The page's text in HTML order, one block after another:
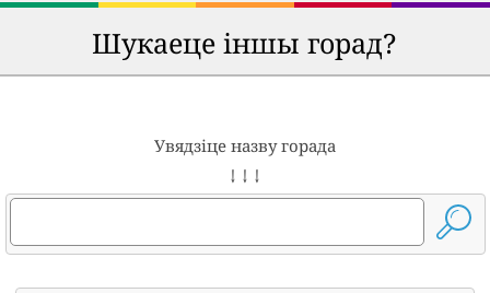
Шукаеце іншы горад?
Увядзіце назву горада
↓ ↓ ↓